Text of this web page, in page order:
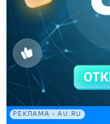
РЕКЛАМА • AU.RU